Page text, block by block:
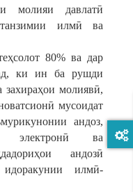
молияи давлатӣ
илмӣ ва
80% ва дар
ки ин ба рушди
захираҳои молиявӣ,
мусоидат
андоз,
электронӣ ва
андозӣ
илмӣ-